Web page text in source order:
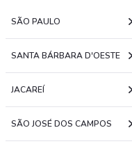
SÃO PAULO
SANTA BÁRBARA D'OESTE
JACAREÍ
SÃO JOSÉ DOS CAMPOS